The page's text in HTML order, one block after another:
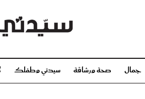
جمال صحة ورشاقة سيدتي وطفلك